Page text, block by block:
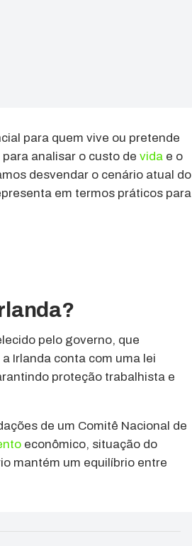
para quem vive ou pretende
analisar o custo de vida e o
desvendar o cenário atual do
em termos práticos para
pelo governo, que
Irlanda conta com uma lei
proteção trabalhista e
de um Comitê Nacional de
econômico, situação do
mantém um equilíbrio entre